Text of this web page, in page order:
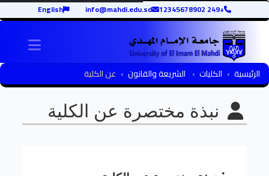
+249 12345678902
info@mahdi.edu.sd
English
الرئيسية الكليات الشريعة والقانون عن الكلية
نبذة مختصرة عن الكلية